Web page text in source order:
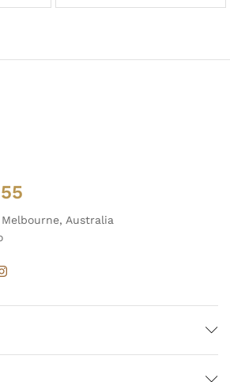
Australia